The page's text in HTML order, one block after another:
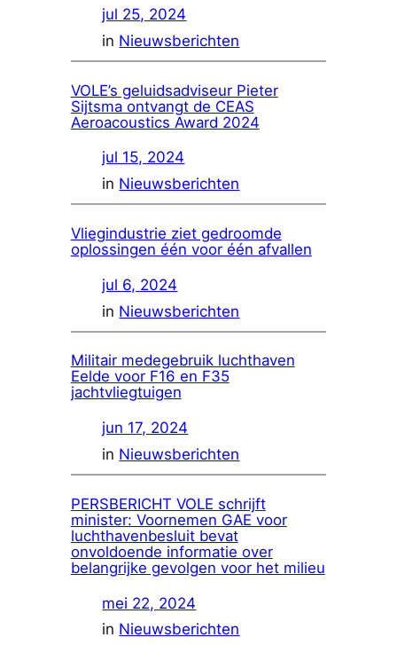
jul 25, 2024
in Nieuwsberichten
VOLE’s geluidsadviseur Pieter
Sijtsma ontvangt de CEAS
Aeroacoustics Award 2024
jul 15, 2024
in Nieuwsberichten
Vliegindustrie ziet gedroomde
oplossingen één voor één afvallen
jul 6, 2024
in Nieuwsberichten
Militair medegebruik luchthaven
Eelde voor F16 en F35
jachtvliegtuigen
jun 17, 2024
in Nieuwsberichten
PERSBERICHT VOLE schrijft
minister: Voornemen GAE voor
luchthavenbesluit bevat
onvoldoende informatie over
belangrijke gevolgen voor het milieu
mei 22, 2024
in Nieuwsberichten